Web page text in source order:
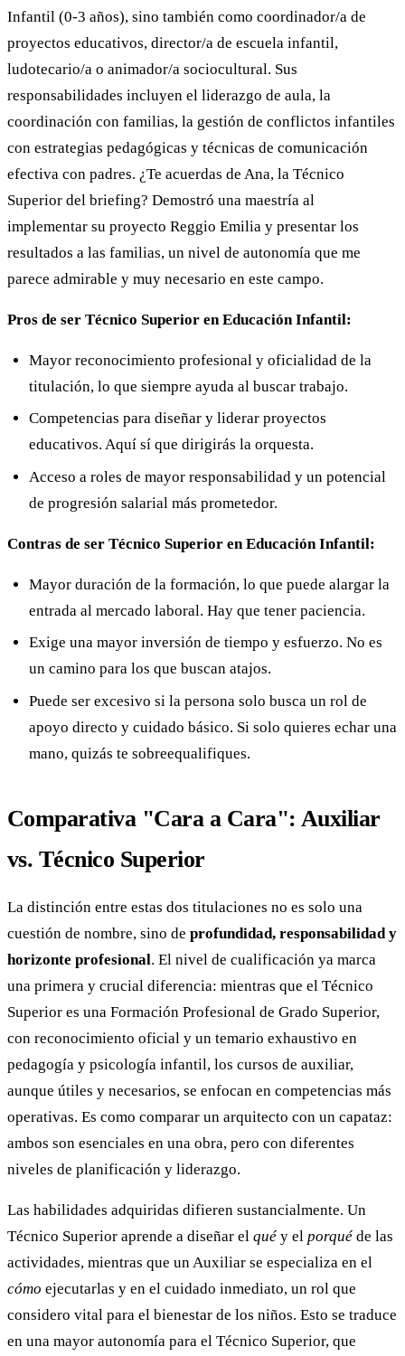
Infantil (0-3 años), sino también como coordinador/a de
proyectos educativos, director/a de escuela infantil,
ludotecario/a o animador/a sociocultural. Sus
responsabilidades incluyen el liderazgo de aula, la
coordinación con familias, la gestión de conflictos infantiles
con estrategias pedagógicas y técnicas de comunicación
efectiva con padres. ¿Te acuerdas de Ana, la Técnico
Superior del briefing? Demostró una maestría al
implementar su proyecto Reggio Emilia y presentar los
resultados a las familias, un nivel de autonomía que me
parece admirable y muy necesario en este campo.
Pros de ser Técnico Superior en Educación Infantil:
Mayor reconocimiento profesional y oficialidad de la
titulación, lo que siempre ayuda al buscar trabajo.
Competencias para diseñar y liderar proyectos
educativos. Aquí sí que dirigirás la orquesta.
Acceso a roles de mayor responsabilidad y un potencial
de progresión salarial más prometedor.
Contras de ser Técnico Superior en Educación Infantil:
Mayor duración de la formación, lo que puede alargar la
entrada al mercado laboral. Hay que tener paciencia.
Exige una mayor inversión de tiempo y esfuerzo. No es
un camino para los que buscan atajos.
Puede ser excesivo si la persona solo busca un rol de
apoyo directo y cuidado básico. Si solo quieres echar una
mano, quizás te sobreequalifiques.
Comparativa "Cara a Cara": Auxiliar
vs. Técnico Superior
La distinción entre estas dos titulaciones no es solo una
cuestión de nombre, sino de profundidad, responsabilidad y
horizonte profesional. El nivel de cualificación ya marca
una primera y crucial diferencia: mientras que el Técnico
Superior es una Formación Profesional de Grado Superior,
con reconocimiento oficial y un temario exhaustivo en
pedagogía y psicología infantil, los cursos de auxiliar,
aunque útiles y necesarios, se enfocan en competencias más
operativas. Es como comparar un arquitecto con un capataz:
ambos son esenciales en una obra, pero con diferentes
niveles de planificación y liderazgo.
Las habilidades adquiridas difieren sustancialmente. Un
Técnico Superior aprende a diseñar el qué y el porqué de las
actividades, mientras que un Auxiliar se especializa en el
cómo ejecutarlas y en el cuidado inmediato, un rol que
considero vital para el bienestar de los niños. Esto se traduce
en una mayor autonomía para el Técnico Superior, que